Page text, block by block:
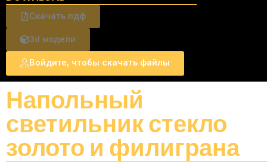
Скачать пдф
3d модели
Войдите, чтобы скачать файлы
Напольный
светильник стекло
золото и филиграна